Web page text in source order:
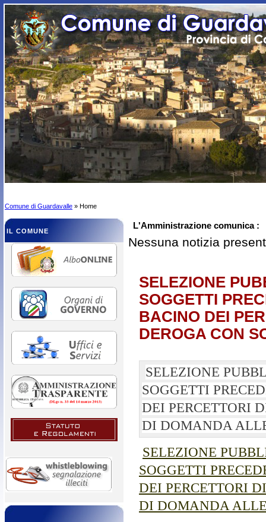
Comune di Guardavalle » Home
L'Amministrazione comunica :
Nessuna notizia
SELEZIONE
SOGGETTI
BACINO DEI
DEROGA CON
SELEZIONE
SOGGETTI
DEI PERCETTORI
DI DOMANDA
SELEZIONE
SOGGETTI
DEI PERCETTORI
DI DOMANDA
IL COMUNE